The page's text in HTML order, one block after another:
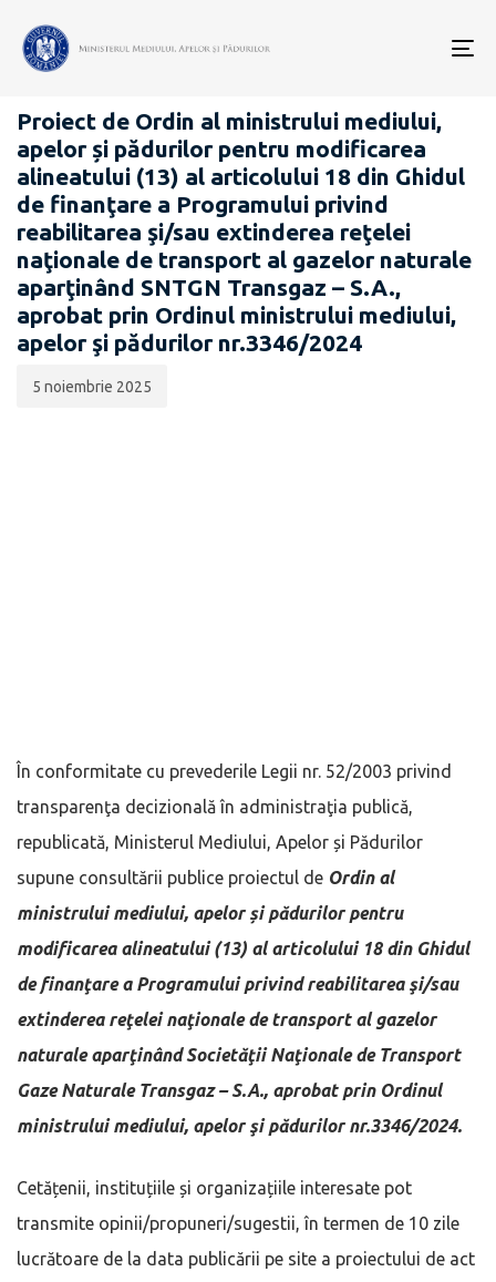
PROIECTE ACTE NORMATIVE
Proiect de Ordin al ministrului mediului,
apelor și pădurilor pentru modificarea
alineatului (13) al articolului 18 din Ghidul
de finanţare a Programului privind
reabilitarea şi/sau extinderea reţelei
naţionale de transport al gazelor naturale
aparţinând SNTGN Transgaz – S.A.,
aprobat prin Ordinul ministrului mediului,
apelor şi pădurilor nr.3346/2024
publicării:
5 noiembrie 2025
În conformitate cu prevederile Legii nr. 52/2003 privind
transparenţa decizională în administraţia publică,
republicată, Ministerul Mediului, Apelor și Pădurilor
supune consultării publice proiectul de Ordin al
ministrului mediului, apelor și pădurilor pentru
modificarea alineatului (13) al articolului 18 din Ghidul
de finanţare a Programului privind reabilitarea şi/sau
extinderea reţelei naţionale de transport al gazelor
naturale aparţinând Societăţii Naţionale de Transport
Gaze Naturale Transgaz – S.A., aprobat prin Ordinul
ministrului mediului, apelor şi pădurilor nr.3346/2024.
Cetățenii, instituțiile și organizațiile interesate pot
transmite opinii/propuneri/sugestii, în termen de 10 zile
lucrătoare de la data publicării pe site a proiectului de act